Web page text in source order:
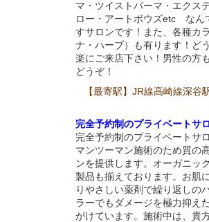
マ・ツイストパーマ・エクス
ロー・アートボウズetc なん
すサロンです！また、各種カ
ナ・ハーブ）も有ります！ど
楽にご来店下さい！男性の方
どうぞ！
【最寄駅】JR線高崎線深谷
完全予約制のプライベートサ
完全予約制のプライベートサ
マンツーマン施術のため質の
ンを提供します。オーガニッ
製品も揃えております。お肌
りやさしい薬剤で繰り返しの
ラーでもダメージを極力抑え
がけています。施術中は、貴